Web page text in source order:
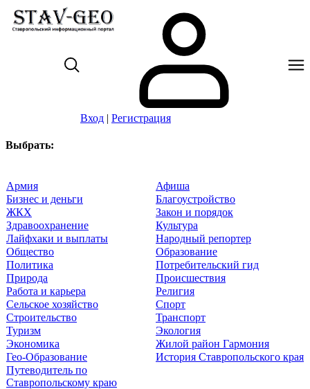
Вход | Регистрация
Выбрать:
Армия
Афиша
Бизнес и деньги
Благоустройство
ЖКХ
Закон и порядок
Здравоохранение
Культура
Лайфхаки и выплаты
Народный репортер
Общество
Образование
Политика
Потребительский гид
Природа
Происшествия
Работа и карьера
Религия
Сельское хозяйство
Спорт
Строительство
Транспорт
Туризм
Экология
Экономика
Жилой район Гармония
Гео-Образование
История Ставропольского края
Путеводитель по
Ставропольскому краю